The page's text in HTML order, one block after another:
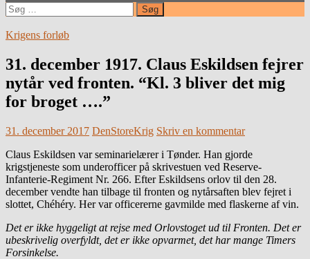
Søg
efter:
Krigens forløb
31. december 1917. Claus Eskildsen fejrer
nytår ved fronten. “Kl. 3 bliver det mig
for broget ….”
31. december 2017 DenStoreKrig Skriv en kommentar
Claus Eskildsen var seminarielærer i Tønder. Han gjorde
krigstjeneste som underofficer på skrivestuen ved Reserve-
Infanterie-Regiment Nr. 266. Efter Eskildsens orlov til den 28.
december vendte han tilbage til fronten og nytårsaften blev fejret i
slottet, Chéhéry. Her var officererne gavmilde med flaskerne af vin.
Det er ikke hyggeligt at rejse med Orlovstoget ud til Fronten. Det er
ubeskrivelig overfyldt, det er ikke opvarmet, det har mange Timers
Forsinkelse.